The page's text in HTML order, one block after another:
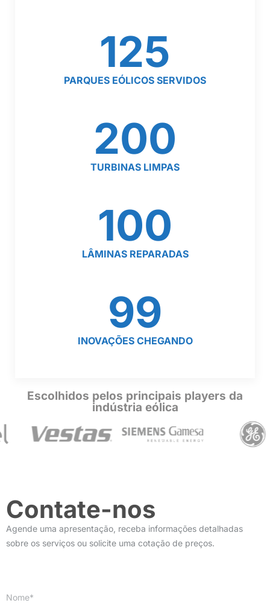
125
PARQUES EÓLICOS SERVIDOS
200
TURBINAS LIMPAS
100
LÂMINAS REPARADAS
99
INOVAÇÕES CHEGANDO
Escolhidos pelos principais players da
indústria eólica
Contate-nos
Agende uma apresentação, receba informações detalhadas
sobre os serviços ou solicite uma cotação de preços.
Nome*